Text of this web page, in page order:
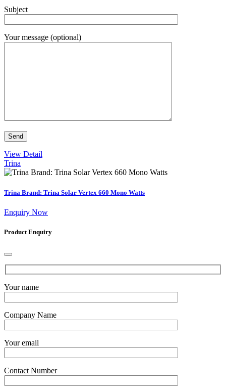
Subject
Your message (optional)
View Detail
Trina
Trina Brand: Trina Solar Vertex 660 Mono Watts
Enquiry Now
Product Enquiry
Your name
Company Name
Your email
Contact Number